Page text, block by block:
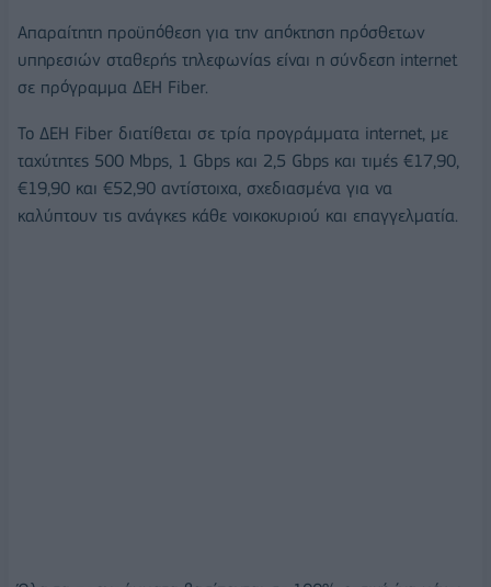
Απαραίτητη προϋπόθεση για την απόκτηση πρόσθετων
υπηρεσιών σταθερής τηλεφωνίας είναι η σύνδεση internet
σε πρόγραμμα ΔΕΗ Fiber.
Το ΔΕΗ Fiber διατίθεται σε τρία προγράμματα internet, με
ταχύτητες 500 Mbps, 1 Gbps και 2,5 Gbps και τιμές €17,90,
€19,90 και €52,90 αντίστοιχα, σχεδιασμένα για να
καλύπτουν τις ανάγκες κάθε νοικοκυριού και επαγγελματία.